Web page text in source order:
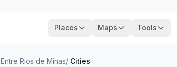
Places Maps Tools
Entre Rios de Minas/ Cities